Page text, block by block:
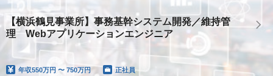
【横浜鶴見事業所】事務基幹システム開発／維持管
理 Webアプリケーションエンジニア
年収550万円 〜 750万円 正社員